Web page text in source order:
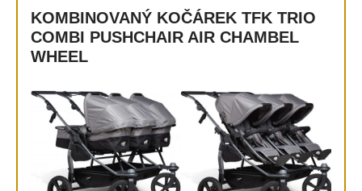
KOMBINOVANÝ KOČÁREK TFK TRIO
COMBI PUSHCHAIR AIR CHAMBEL
WHEEL